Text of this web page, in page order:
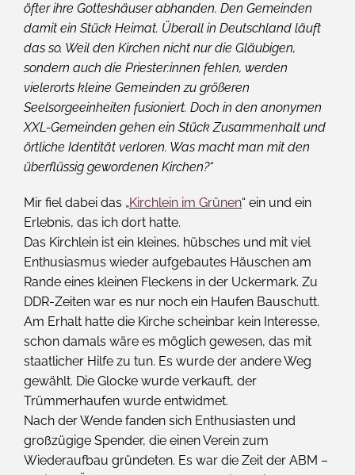
öfter ihre Gotteshäuser abhanden. Den Gemeinden
damit ein Stück Heimat. Überall in Deutschland läuft
das so. Weil den Kirchen nicht nur die Gläubigen,
sondern auch die Priester:innen fehlen, werden
vielerorts kleine Gemeinden zu größeren
Seelsorgeeinheiten fusioniert. Doch in den anonymen
XXL-Gemeinden gehen ein Stück Zusammenhalt und
örtliche Identität verloren. Was macht man mit den
überflüssig gewordenen Kirchen?“
Mir fiel dabei das „Kirchlein im Grünen“ ein und ein
Erlebnis, das ich dort hatte.
Das Kirchlein ist ein kleines, hübsches und mit viel
Enthusiasmus wieder aufgebautes Häuschen am
Rande eines kleinen Fleckens in der Uckermark. Zu
DDR-Zeiten war es nur noch ein Haufen Bauschutt.
Am Erhalt hatte die Kirche scheinbar kein Interesse,
schon damals wäre es möglich gewesen, das mit
staatlicher Hilfe zu tun. Es wurde der andere Weg
gewählt. Die Glocke wurde verkauft, der
Trümmerhaufen wurde entwidmet.
Nach der Wende fanden sich Enthusiasten und
großzügige Spender, die einen Verein zum
Wiederaufbau gründeten. Es war die Zeit der ABM –